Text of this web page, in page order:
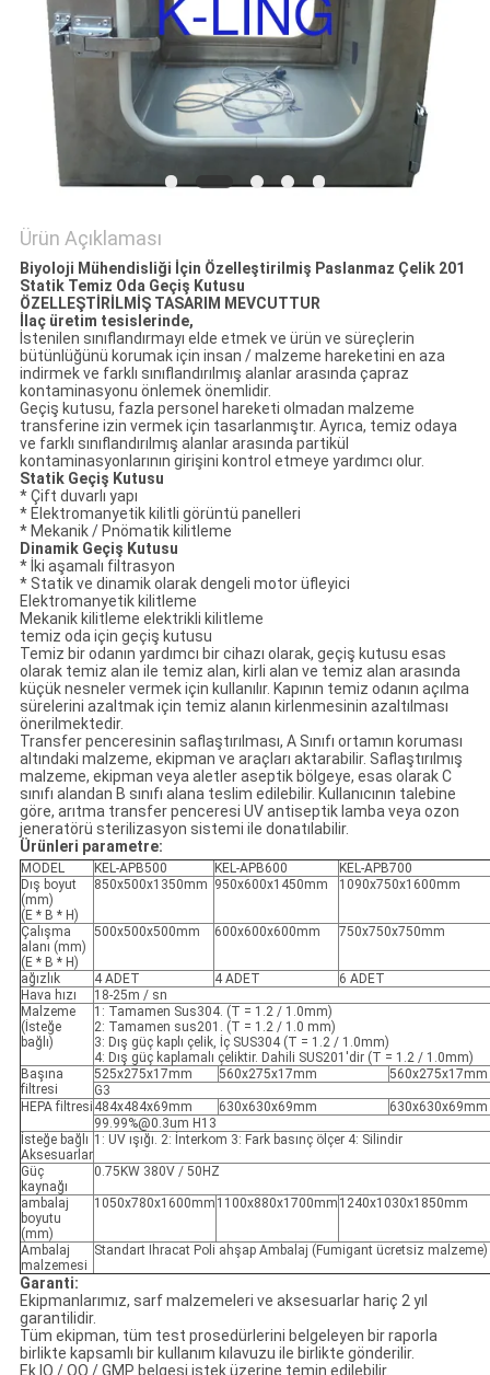
Ürün Açıklaması
Biyoloji Mühendisliği İçin Özelleştirilmiş Paslanmaz Çelik 201
Statik Temiz Oda Geçiş Kutusu
ÖZELLEŞTİRİLMİŞ TASARIM MEVCUTTUR
İlaç üretim tesislerinde,
İstenilen sınıflandırmayı elde etmek ve ürün ve süreçlerin
bütünlüğünü korumak için insan / malzeme hareketini en aza
indirmek ve farklı sınıflandırılmış alanlar arasında çapraz
kontaminasyonu önlemek önemlidir.
Geçiş kutusu, fazla personel hareketi olmadan malzeme
transferine izin vermek için tasarlanmıştır. Ayrıca, temiz odaya
ve farklı sınıflandırılmış alanlar arasında partikül
kontaminasyonlarının girişini kontrol etmeye yardımcı olur.
Statik Geçiş Kutusu
* Çift duvarlı yapı
* Elektromanyetik kilitli görüntü panelleri
* Mekanik / Pnömatik kilitleme
Dinamik Geçiş Kutusu
* İki aşamalı filtrasyon
* Statik ve dinamik olarak dengeli motor üfleyici
Elektromanyetik kilitleme
Mekanik kilitleme elektrikli kilitleme
temiz oda için geçiş kutusu
Temiz bir odanın yardımcı bir cihazı olarak, geçiş kutusu esas
olarak temiz alan ile temiz alan, kirli alan ve temiz alan arasında
küçük nesneler vermek için kullanılır. Kapının temiz odanın açılma
sürelerini azaltmak için temiz alanın kirlenmesinin azaltılması
önerilmektedir.
Transfer penceresinin saflaştırılması, A Sınıfı ortamın koruması
altındaki malzeme, ekipman ve araçları aktarabilir. Saflaştırılmış
malzeme, ekipman veya aletler aseptik bölgeye, esas olarak C
sınıfı alandan B sınıfı alana teslim edilebilir. Kullanıcının talebine
göre, arıtma transfer penceresi UV antiseptik lamba veya ozon
jeneratörü sterilizasyon sistemi ile donatılabilir.
Ürünleri parametre:
MODEL KEL-APB500 KEL-APB600
KEL-APB700
Dış boyut
(mm)
(E * B * H)
850x500x1350mm 950x600x1450mm 1090x750x1600mm
Çalışma
alanı (mm)
(E * B * H)
500x500x500mm 600x600x600mm 750x750x750mm
ağızlık 4 ADET 4 ADET
6 ADET
Hava hızı
18-25m / sn
Malzeme
(İsteğe
bağlı)
1: Tamamen Sus304. (T = 1.2 / 1.0mm)
2: Tamamen sus201. (T = 1.2 / 1.0 mm)
3: Dış güç kaplı çelik, İç SUS304 (T = 1.2 / 1.0mm)
4: Dış güç kaplamalı çeliktir. Dahili SUS201'dir (T = 1.2 / 1.0mm)
Başına
filtresi
525x275x17mm 560x275x17mm
560x275x17mm
G3
HEPA filtresi 484x484x69mm 630x630x69mm
630x630x69mm
99.99%@0.3um H13
İsteğe bağlı
Aksesuarlar
1: UV ışığı. 2: İnterkom 3: Fark basınç ölçer 4: Silindir
Güç
kaynağı
0.75KW 380V / 50HZ
ambalaj
boyutu
(mm)
1050x780x1600mm 1100x880x1700mm 1240x1030x1850mm
Ambalaj
malzemesi
Standart Ihracat Poli ahşap Ambalaj (Fumigant ücretsiz malzeme)
Garanti:
Ekipmanlarımız, sarf malzemeleri ve aksesuarlar hariç 2 yıl
garantilidir.
Tüm ekipman, tüm test prosedürlerini belgeleyen bir raporla
birlikte kapsamlı bir kullanım kılavuzu ile birlikte gönderilir.
Ek IO / OQ / GMP belgesi istek üzerine temin edilebilir.